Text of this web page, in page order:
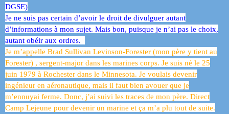
DGSE)
Je ne suis pas certain d’avoir le droit de divulguer autant
d’informations à mon sujet. Mais bon, puisque je n’ai pas le choix,
autant obéir aux ordres.
Je m’appelle Brad Sullivan Levinson-Forester (mon père y tient au
Forester) , sergent-major dans les marines corps. Je suis né le 25
juin 1979 à Rochester dans le Minnesota. Je voulais devenir
ingénieur en aéronautique, mais il faut bien avouer que je
m’ennuyai ferme. Donc, j’ai suivi les traces de mon père. Direct
Camp Lejeune pour devenir un marine et ça m’a plu tout de suite.